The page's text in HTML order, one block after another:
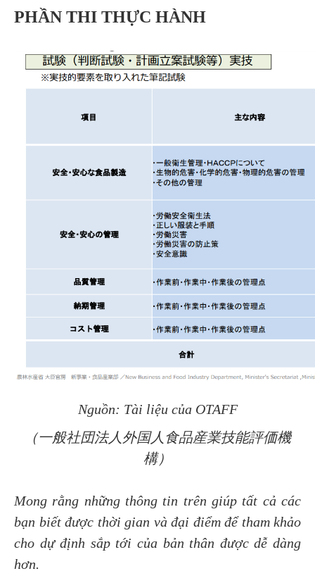
PHẦN THI THỰC HÀNH
Nguồn: Tài liệu của OTAFF
（一般社団法人外国人食品産業技能評価機
構）
Mong rằng những thông tin trên giúp tất cả các
bạn biết được thời gian và đại điểm để tham khảo
cho dự định sắp tới của bản thân được dễ dàng
hơn.